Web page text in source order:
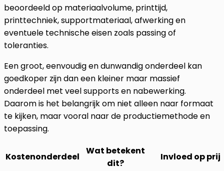
beoordeeld op materiaalvolume, printtijd,
printtechniek, supportmateriaal, afwerking en
eventuele technische eisen zoals passing of
toleranties.
Een groot, eenvoudig en dunwandig onderdeel kan
goedkoper zijn dan een kleiner maar massief
onderdeel met veel supports en nabewerking.
Daarom is het belangrijk om niet alleen naar formaat
te kijken, maar vooral naar de productiemethode en
toepassing.
Kostenonderdeel
Wat betekent
dit?
Invloed op